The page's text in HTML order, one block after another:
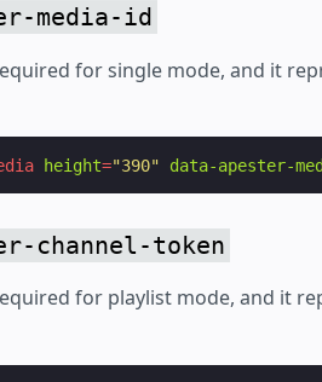
media-id
for single mode, and it
height="390" data-apester-
channel-token
for playlist mode, and it